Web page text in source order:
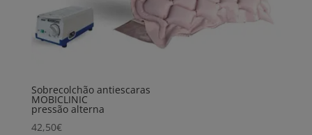
Sobrecolchão antiescaras
MOBICLINIC
pressão alterna
42,50€